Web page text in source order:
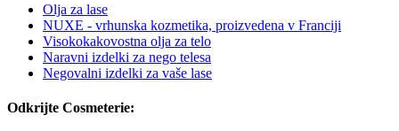
Olja za lase
NUXE - vrhunska kozmetika, proizvedena v Franciji
Visokokakovostna olja za telo
Naravni izdelki za nego telesa
Negovalni izdelki za vaše lase
Odkrijte Cosmeterie: